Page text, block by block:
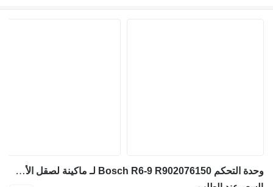
وحدة التحكم Bosch R6-9 R902076150 لـ ماكينة لصقل الأسفلت Bosch für Baumaschinen